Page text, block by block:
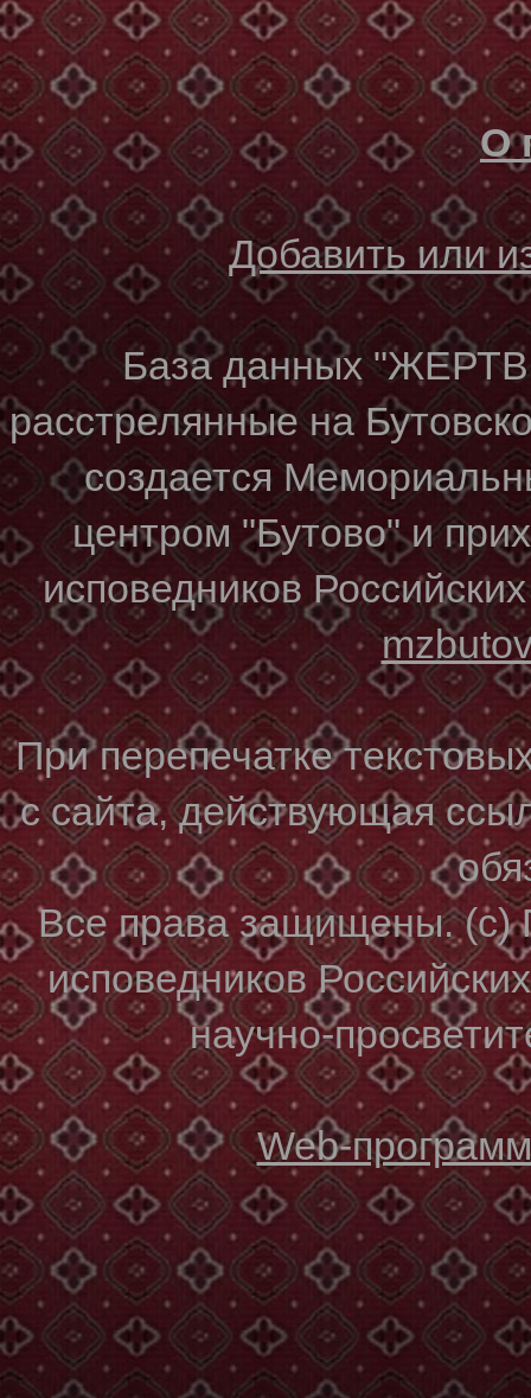
О
Добавить или
База данных
расстрелянные на
создается
центром "Бутово" и
исповедников
При перепечатке
с сайта, действующая
Все права защищены. (с)
исповедников
научно-
Web-